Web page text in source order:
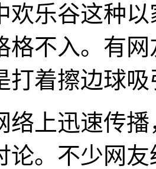
欢乐谷这种
格不入。有
打着擦边球
络上迅速传
论。不少网